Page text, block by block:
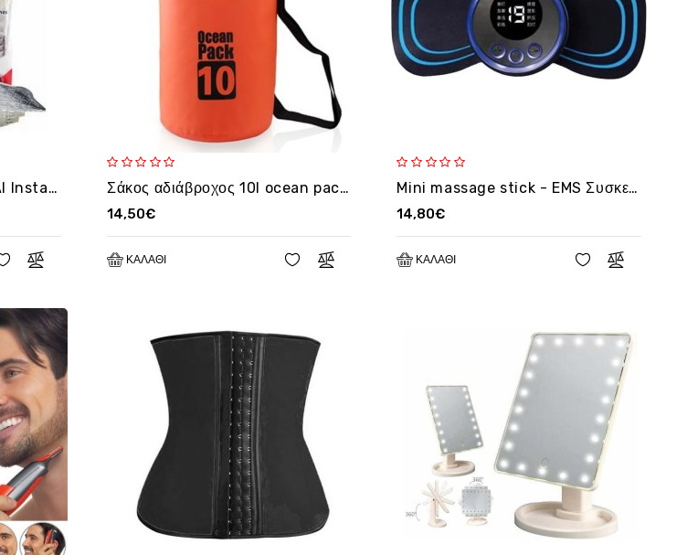
Πάτοι Αύξησης Ύψους - Al Instante Κωδ:Btall Σάκος αδιάβροχος 10l ocean pack OEM
14,50€
ΚΑΛΆΘΙ
Mini massage stick - EMS Συσκευή μασάζ και ανακούφισης
14,80€
ΚΑΛΆΘΙ